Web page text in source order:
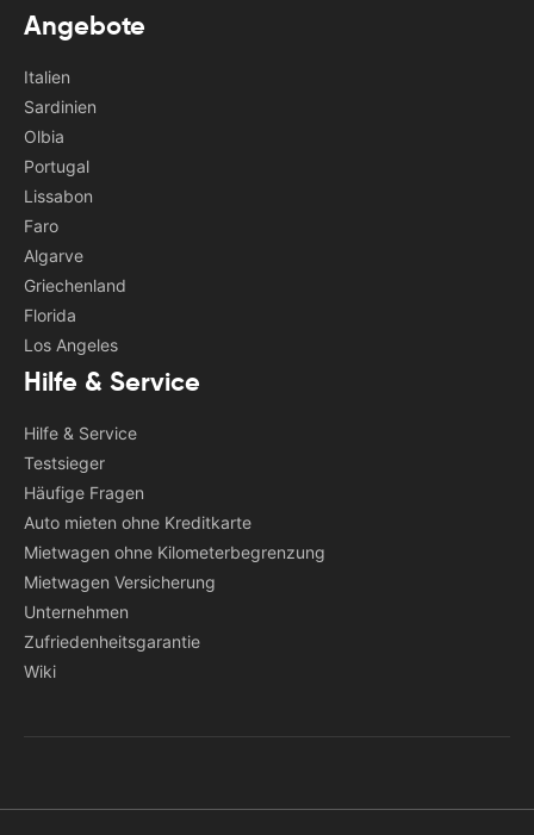
Angebote
Italien
Sardinien
Olbia
Portugal
Lissabon
Faro
Algarve
Griechenland
Florida
Los Angeles
Hilfe & Service
Hilfe & Service
Testsieger
Häufige Fragen
Auto mieten ohne Kreditkarte
Mietwagen ohne Kilometerbegrenzung
Mietwagen Versicherung
Unternehmen
Zufriedenheitsgarantie
Wiki